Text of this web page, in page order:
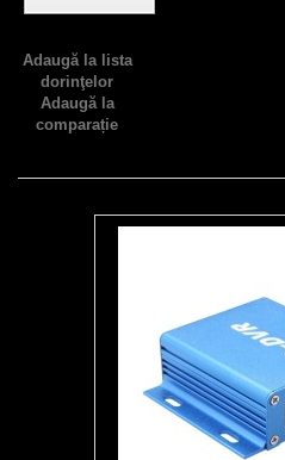
Adaugă la lista
dorinţelor
Adaugă la
comparație